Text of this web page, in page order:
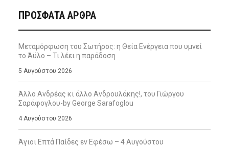
ΠΡΌΣΦΑΤΑ ΆΡΘΡΑ
Μεταμόρφωση του Σωτήρος: η Θεία Ενέργεια που υμνεί
το Άϋλο – Τι λέει η παράδοση
5 Αυγούστου 2026
Άλλο Ανδρέας κι άλλο Ανδρουλάκης!, του Γιώργου
Σαράφογλου-by George Sarafoglou
4 Αυγούστου 2026
Άγιοι Επτά Παίδες εν Εφέσω – 4 Αυγούστου